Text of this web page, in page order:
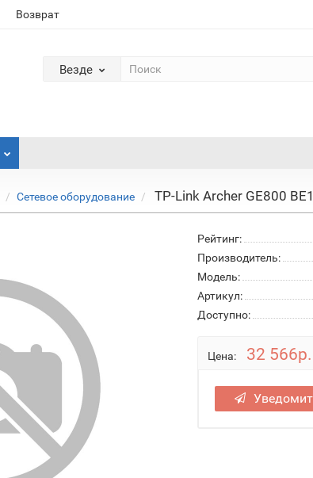
Возврат
Везде
Сетевое оборудование TP-Link Archer GE800
Рейтинг:
Производитель:
Модель:
Артикул:
Доступно:
Цена: 32 566р.